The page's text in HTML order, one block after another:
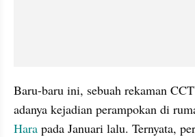
Baru-baru ini, sebuah rekaman
adanya kejadian perampokan di
Hara pada Januari lalu. Ternyata,